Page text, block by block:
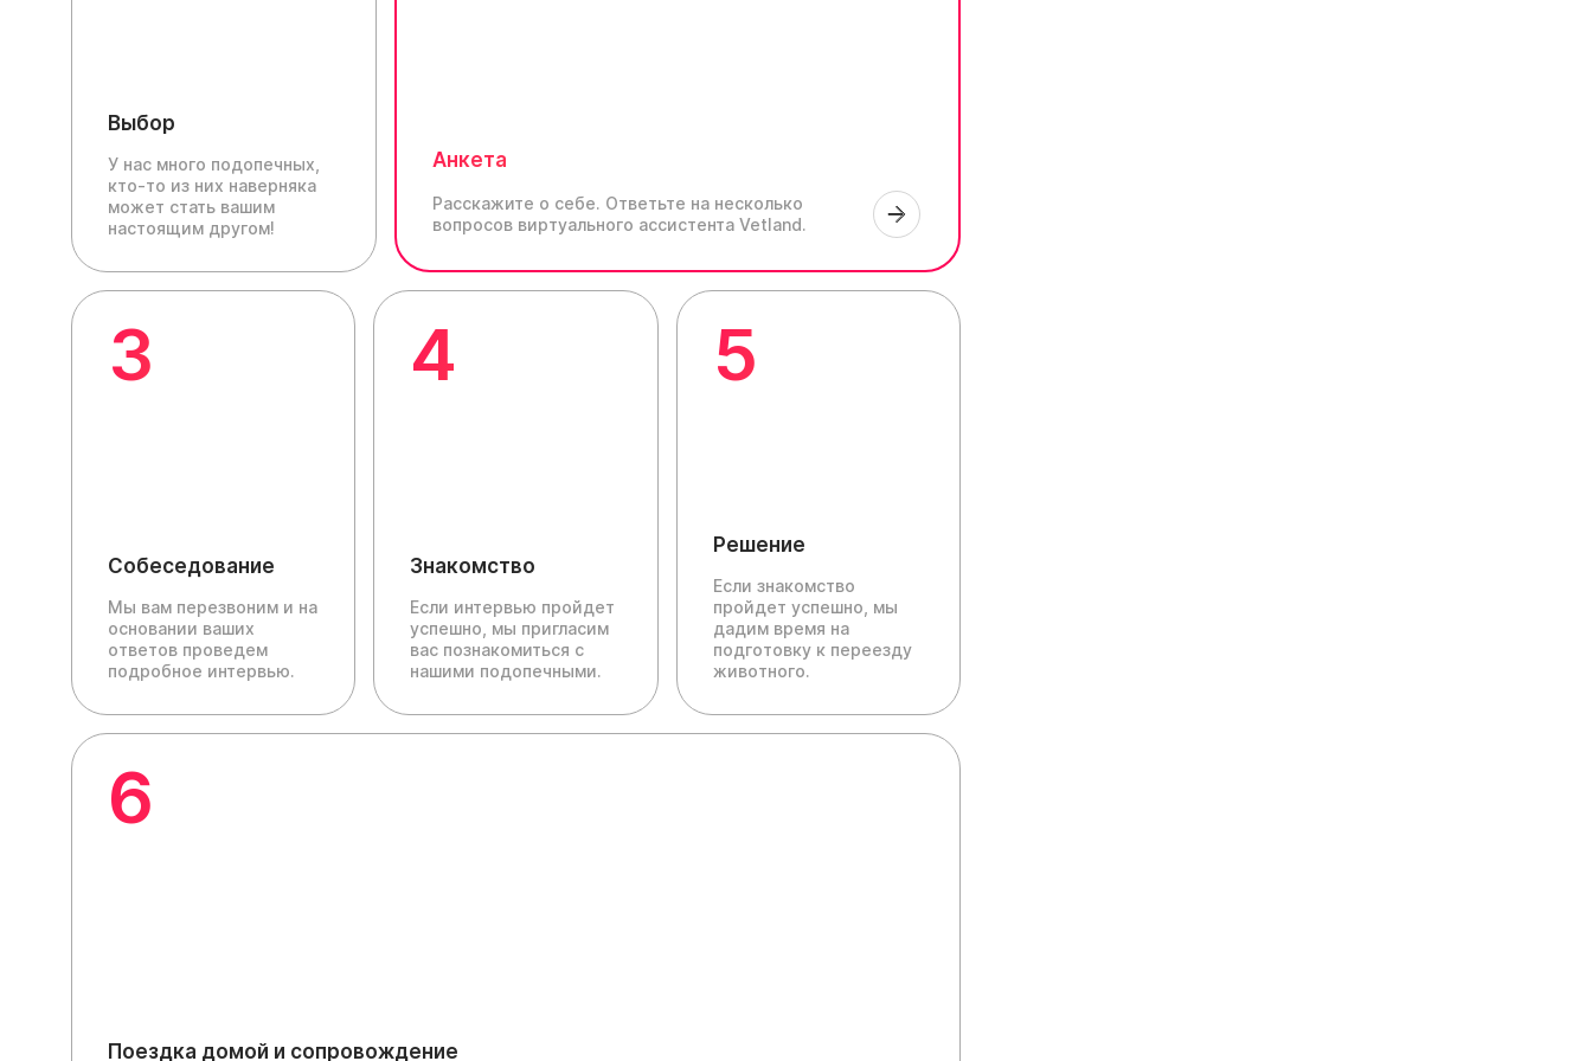
Выбор
У нас много подопечных,
кто-то из них наверняка
может стать вашим
настоящим другом!
Анкета
Расскажите о себе. Ответьте на несколько
вопросов виртуального ассистента Vetland.
3
Собеседование
Мы вам перезвоним и на
основании ваших
ответов проведем
подробное интервью.
4
Знакомство
Если интервью пройдет
успешно, мы пригласим
вас познакомиться с
нашими подопечными.
5
Решение
Если знакомство
пройдет успешно, мы
дадим время на
подготовку к переезду
животного.
6
Поездка домой и сопровождение